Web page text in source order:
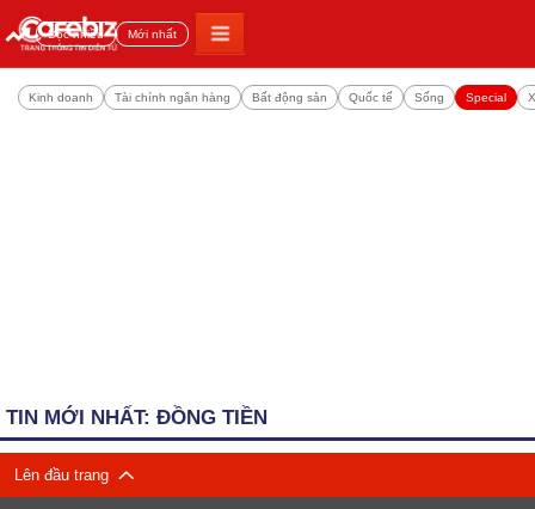
Đọc nhiều Mới nhất
Kinh doanh Tài chính ngân hàng Bất động sản Quốc tế Sống Special
TIN MỚI NHẤT: ĐỒNG TIỀN
Lên đầu trang